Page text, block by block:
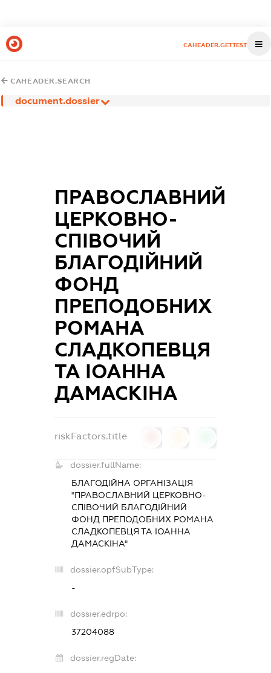
CAHEADER.GETTEST
CAHEADER.SEARCH
document.dossier
ПРАВОСЛАВНИЙ
ЦЕРКОВНО-
СПІВОЧИЙ
БЛАГОДІЙНИЙ
ФОНД
ПРЕПОДОБНИХ
РОМАНА
СЛАДКОПЕВЦЯ
ТА ІОАННА
ДАМАСКІНА
riskFactors.title
dossier.fullName:
БЛАГОДІЙНА ОРГАНІЗАЦІЯ
"ПРАВОСЛАВНИЙ ЦЕРКОВНО-
СПІВОЧИЙ БЛАГОДІЙНИЙ
ФОНД ПРЕПОДОБНИХ РОМАНА
СЛАДКОПЕВЦЯ ТА ІОАННА
ДАМАСКІНА"
dossier.opfSubType:
-
dossier.edrpo:
37204088
dossier.regDate: